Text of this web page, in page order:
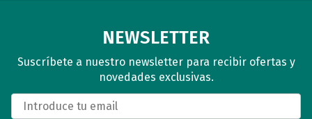
NEWSLETTER
Suscríbete a nuestro newsletter para recibir ofertas y
novedades exclusivas.